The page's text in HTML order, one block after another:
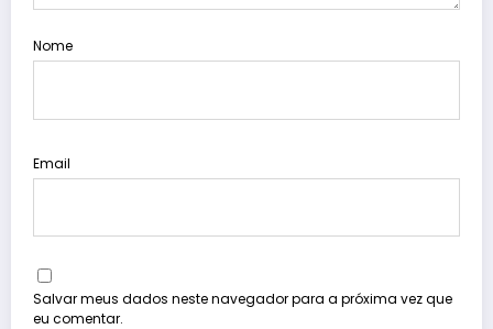
Nome
Email
Salvar meus dados neste navegador para a próxima vez que
eu comentar.